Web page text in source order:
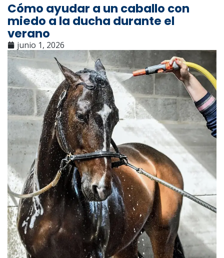
Cómo ayudar a un caballo con
miedo a la ducha durante el
verano
junio 1, 2026